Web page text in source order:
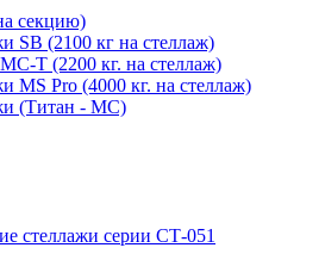
секцию)
SB (2100 кг на стеллаж)
Т (2200 кг. на стеллаж)
MS Pro (4000 кг. на стеллаж)
(Титан - МС)
стеллажи серии СТ-051